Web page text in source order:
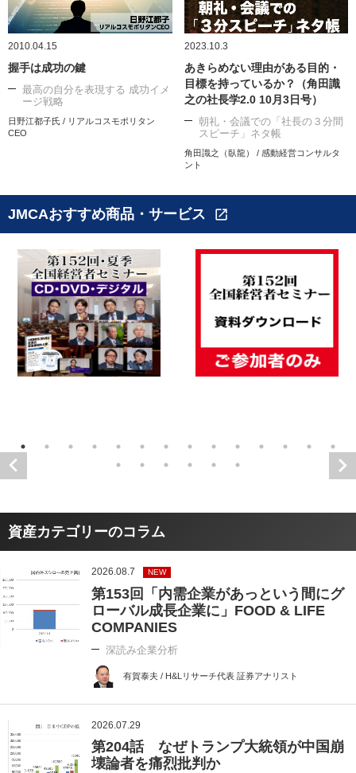
2010.04.15
握手は成功の鍵
最高の自分を表現する 成功イメ
ージ戦略
日野江都子氏 / リアルコスモポリタン
CEO
2023.10.3
あきらめない理由がある目的・
目標を持っているか？（角田識
之の社長学2.0 10月3日号）
朝礼・会議での「社長の３分間
スピーチ」ネタ帳
角田識之（臥龍） / 感動経営コンサルタ
ント
JMCAおすすめ商品・サービス open_in_new
資産カテゴリーのコラム
2026.08.7 NEW
第153回「内需企業があっという間にグ
ローバル成長企業に」FOOD & LIFE
COMPANIES
深読み企業分析
有賀泰夫 / H&Lリサーチ代表 証券アナリスト
2026.07.29
第204話 なぜトランプ大統領が中国崩
壊論者を痛烈批判か